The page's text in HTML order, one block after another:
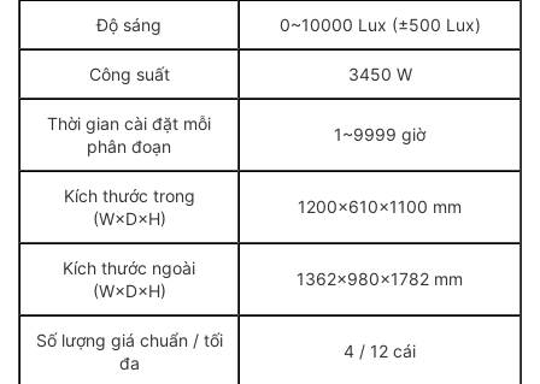
Độ sáng 0~10000 Lux (±500 Lux)
Công suất 3450 W
Thời gian cài đặt mỗi
phân đoạn
1~9999 giờ
Kích thước trong
(W×D×H)
1200×610×1100 mm
Kích thước ngoài
(W×D×H)
1362×980×1782 mm
Số lượng giá chuẩn / tối
đa
4 / 12 cái